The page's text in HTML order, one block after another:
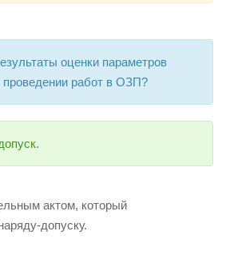
оценки параметров
работ в ОЗП?
актом, который
допуску.